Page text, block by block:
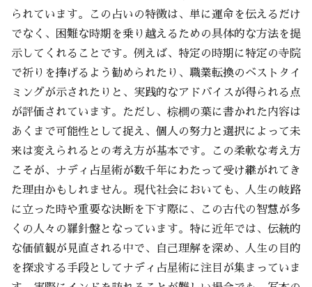
られています。この占いの特徴は、単に運命を伝えるだけ
でなく、困難な時期を乗り越えるための具体的な方法を提
示してくれることです。例えば、特定の時期に特定の寺院
で祈りを捧げるよう勧められたり、職業転換のベストタイ
ミングが示されたりと、実践的なアドバイスが得られる点
が評価されています。ただし、棕櫚の葉に書かれた内容は
あくまで可能性として捉え、個人の努力と選択によって未
来は変えられるとの考え方が基本です。この柔軟な考え方
こそが、ナディ占星術が数千年にわたって受け継がれてき
た理由かもしれません。現代社会においても、人生の岐路
に立った時や重要な決断を下す際に、この古代の智慧が多
くの人々の羅針盤となっています。特に近年では、伝統的
な価値観が見直される中で、自己理解を深め、人生の目的
を探求する手段としてナディ占星術に注目が集まっていま